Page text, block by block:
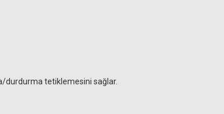
durdurma tetiklemesini sağlar.